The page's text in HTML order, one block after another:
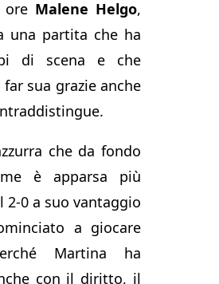
Malene Helgo,
una partita che ha
di scena e che
far sua grazie anche
che da fondo
è apparsa più
2-0 a suo vantaggio
a giocare
Martina ha
con il diritto, il